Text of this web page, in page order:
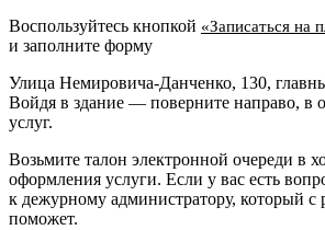
Воспользуйтесь кнопкой «Записаться на
и заполните форму
Улица Немировича-Данченко, 130,
Войдя в здание — поверните направо, в
услуг.
Возьмите талон электронной очереди в
оформления услуги. Если у вас есть
к дежурному администратору, который с
поможет.